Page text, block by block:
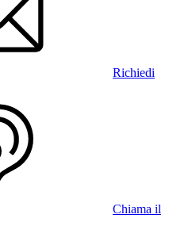
Richiedi
Chiama il